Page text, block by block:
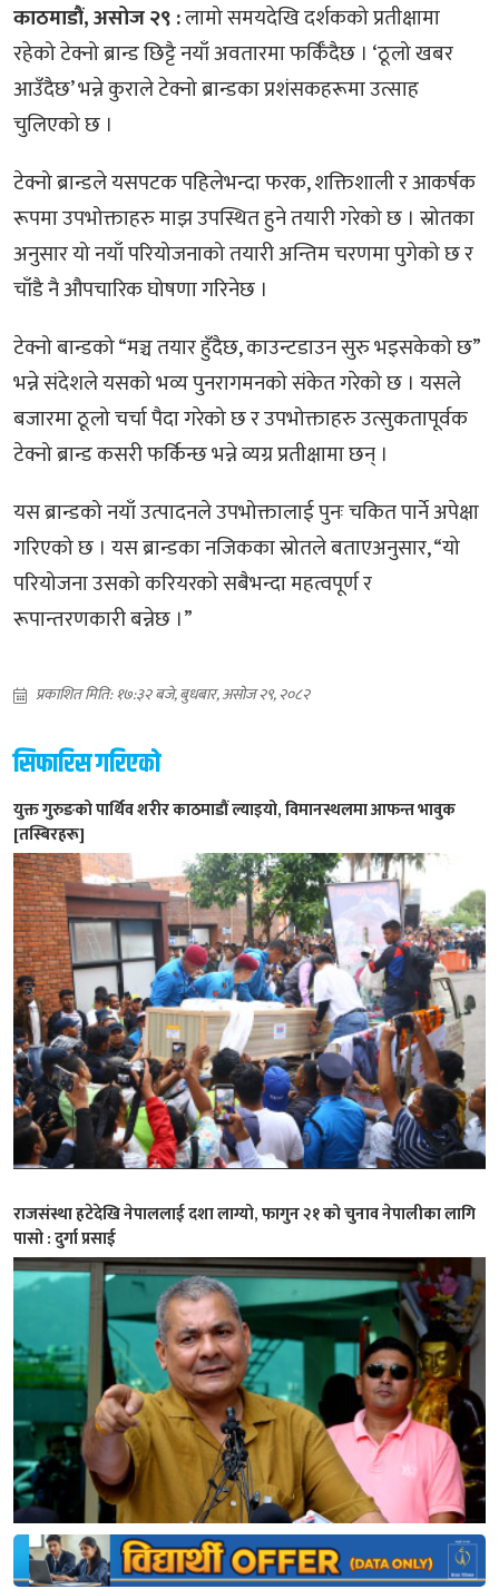
काठमाडौं, असोज २९ :लामो समयदेखि दर्शकको प्रतीक्षामा
रहेको टेक्नो ब्रान्ड छिट्टै नयाँ अवतारमा फर्किँदैछ । ‘ठूलो खबर
आउँदैछ’ भन्ने कुराले टेक्नो ब्रान्डका प्रशंसकहरूमा उत्साह
चुलिएको छ ।
टेक्नो ब्रान्डले यसपटक पहिलेभन्दा फरक, शक्तिशाली र आकर्षक
रूपमा उपभोक्ताहरु माझ उपस्थित हुने तयारी गरेको छ । स्रोतका
अनुसार यो नयाँ परियोजनाको तयारी अन्तिम चरणमा पुगेको छ र
चाँडै नै औपचारिक घोषणा गरिनेछ ।
टेक्नो बान्डको “मञ्च तयार हुँदैछ, काउन्टडाउन सुरु भइसकेको छ”
भन्ने संदेशले यसको भव्य पुनरागमनको संकेत गरेको छ । यसले
बजारमा ठूलो चर्चा पैदा गरेको छ र उपभोक्ताहरु उत्सुकतापूर्वक
टेक्नो ब्रान्ड कसरी फर्किन्छ भन्ने व्यग्र प्रतीक्षामा छन् ।
यस ब्रान्डको नयाँ उत्पादनले उपभोक्तालाई पुनः चकित पार्ने अपेक्षा
गरिएको छ । यस ब्रान्डका नजिकका स्रोतले बताएअनुसार, “यो
परियोजना उसको करियरको सबैभन्दा महत्वपूर्ण र
रूपान्तरणकारी बन्नेछ ।”
प्रकाशित मिति: १७:३२ बजे, बुधबार, असोज २९, २०८२
सिफारिस गरिएको
युक्त गुरुङको पार्थिव शरीर काठमाडौं ल्याइयो, विमानस्थलमा आफन्त भावुक
[तस्बिरहरू]
राजसंस्था हटेदेखि नेपाललाई दशा लाग्यो, फागुन २१ को चुनाव नेपालीका लागि
पासो : दुर्गा प्रसाई